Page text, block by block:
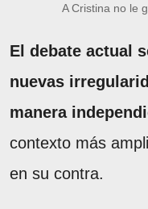
A Cristina no le
El debate actual
nuevas
manera
contexto más
en su contra.